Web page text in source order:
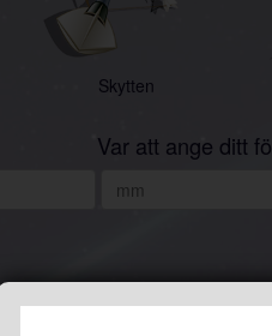
Skytten
Var att ange ditt